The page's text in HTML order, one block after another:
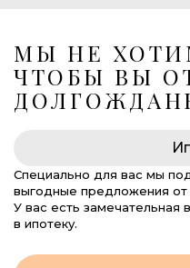
МЫ НЕ
ЧТОБЫ ВЫ
Специально для вас мы
выгодные предложения от
У вас есть замечательная
в ипотеку.